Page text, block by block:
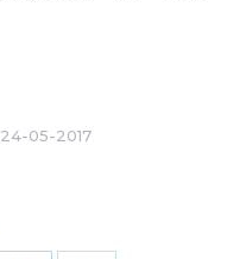
24-05-2017